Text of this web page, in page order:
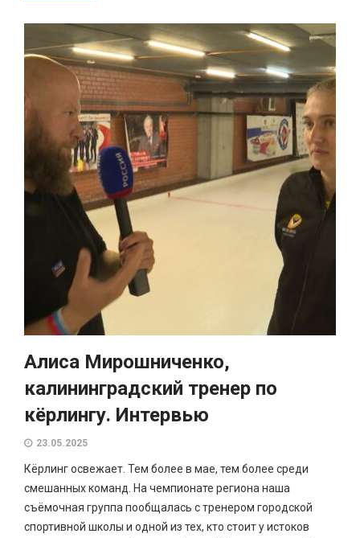
Алиса Мирошниченко,
калининградский тренер по
кёрлингу. Интервью
23.05.2025
Кёрлинг освежает. Тем более в мае, тем более среди
смешанных команд. На чемпионате региона наша
съёмочная группа пообщалась с тренером городской
спортивной школы и одной из тех, кто стоит у истоков